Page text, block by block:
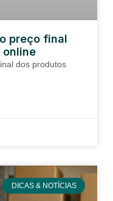
preço final
online
dos produtos
DICAS & NOTÍCIAS